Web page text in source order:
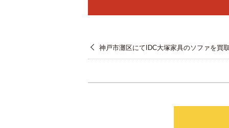
神戸市灘区にてIDC大塚家具のソファを買